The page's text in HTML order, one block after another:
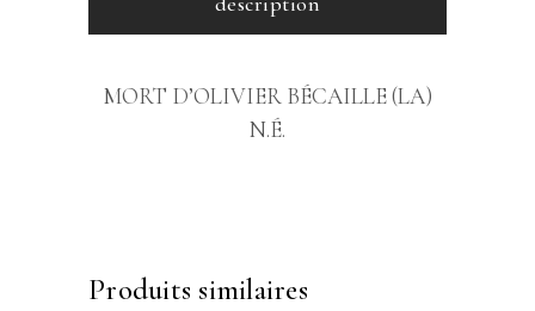
MORT D’OLIVIER BÉCAILLE (LA)
N.É.
Produits similaires